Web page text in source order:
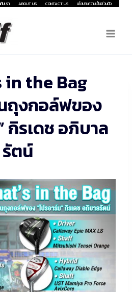
บเรา ABOUT US CONTACT US นโยบายความเป็นส่วนตัว
in the Bag
ถุงกอล์ฟของ
กิรเดช อภิบาล
รัตน์